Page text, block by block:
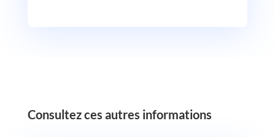
‎Consultez ces autres informations